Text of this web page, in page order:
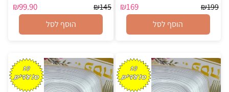
₪199
₪169
הוסף לסל
₪145
₪99.90
הוסף לסל